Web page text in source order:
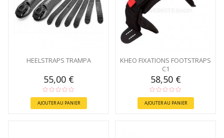
HEELSTRAPS TRAMPA
55,00 €
AJOUTER AU PANIER
KHEO FIXATIONS FOOTSTRAPS
C1
58,50 €
AJOUTER AU PANIER